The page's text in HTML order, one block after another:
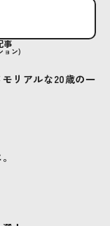
事
ョン)
リアルな20歳の一